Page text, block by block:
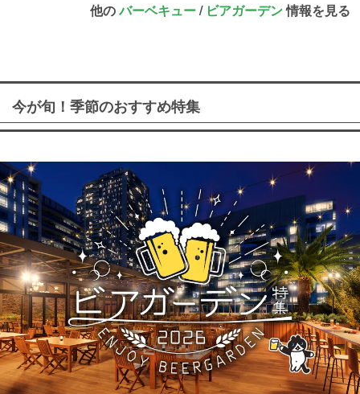
他のバーベキュー/ ビアガーデン情報を見る
今が旬！季節のおすすめ特集